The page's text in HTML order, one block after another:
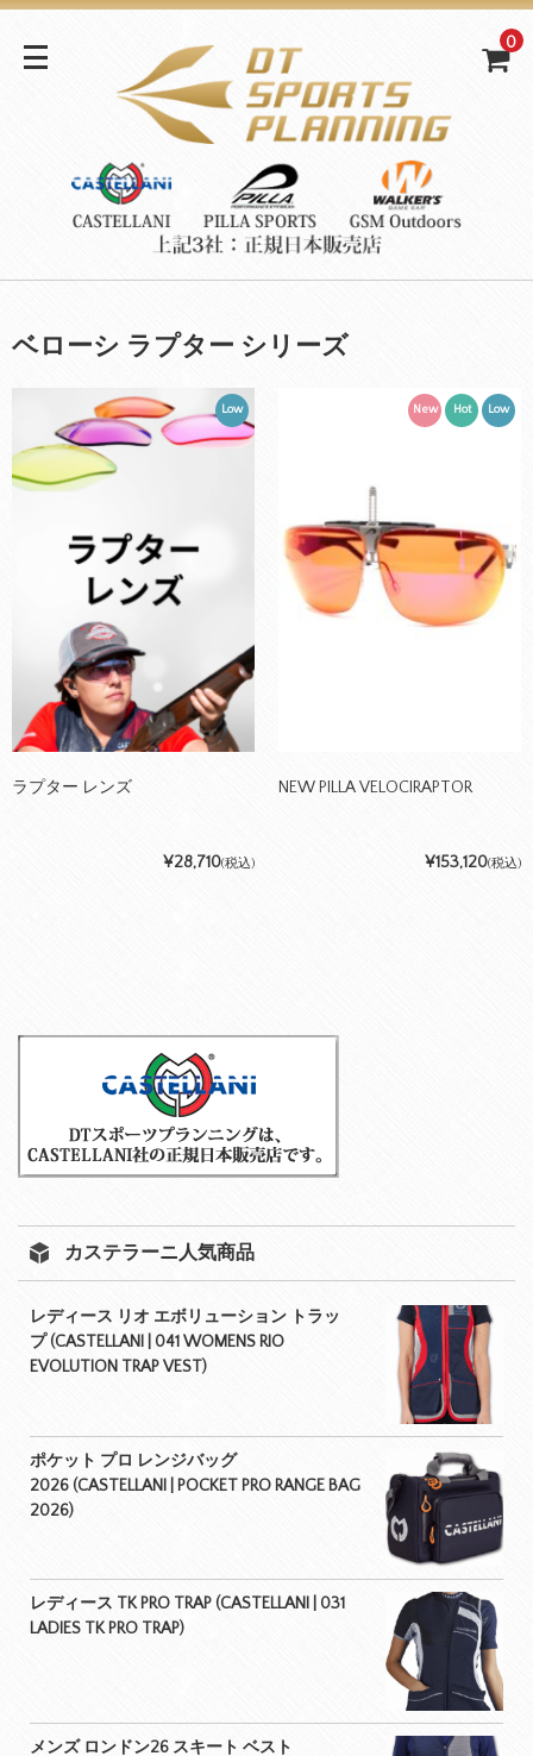
0
ベローシ ラプター シリーズ
Low
ラプター レンズ
¥28,710(税込)
New Hot Low
NEW PILLA VELOCIRAPTOR
¥153,120(税込)
カステラーニ人気商品
レディース リオ エボリューション トラッ
プ (CASTELLANI | 041 WOMENS RIO
EVOLUTION TRAP VEST)
ポケット プロ レンジバッグ
2026 (CASTELLANI | POCKET PRO RANGE BAG
2026)
レディース TK PRO TRAP (CASTELLANI | 031
LADIES TK PRO TRAP)
メンズ ロンドン26 スキート ベスト